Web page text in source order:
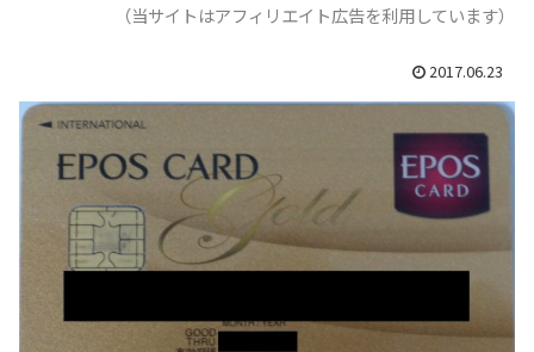
（当サイトはアフィリエイト広告を利用しています）
2017.06.23